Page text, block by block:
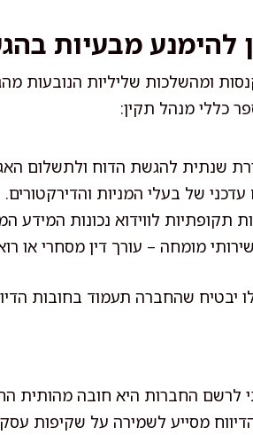
להימנע מבעיות
ומהשלכות שליליות הנובעות
כללי מנהל תקין:
שנתית להגשת הדוח ולתשלום
עדכני של בעלי המניות והדירקטורים.
תקופתיות לווידוא נכונות המידע
מומחה – עורך דין מסחרי או
יבטיח שהחברה תעמוד בחובות
לרשם החברות היא חובה מהותית
מסייע לשמירה על שקיפות